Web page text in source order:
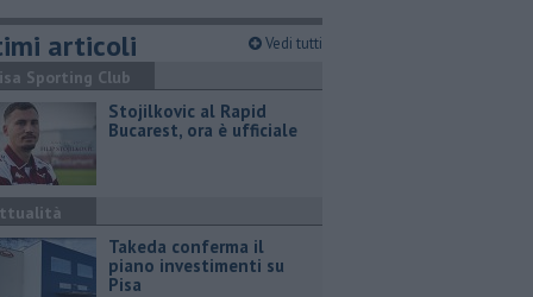
articoli Vedi tutti
Sporting Club
Stojilkovic al Rapid
Bucarest, ora è ufficiale
Takeda conferma il
piano investimenti su
Pisa